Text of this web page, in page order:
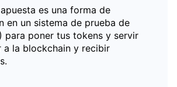
es una forma de
en un sistema de prueba de
para poner tus tokens y servir
a la blockchain y recibir